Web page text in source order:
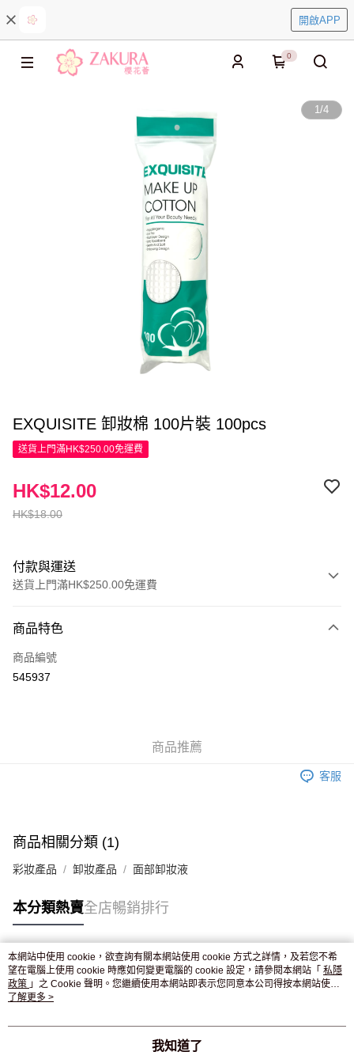
開啟APP
0
1/4
EXQUISITE 卸妝棉 100片裝 100pcs
送貨上門滿HK$250.00免運費
HK$18.00
HK$12.00
付款與運送
送貨上門滿HK$250.00免運費
信用卡
Apple Pay
付款後門市自取，訂單確認後2-4個工作天到店，7天內取。逾期後
商品特色
商品編號
545937
商品推薦
客服
商品相關分類 (1)
彩妝產品 卸妝產品 面部卸妝液
本分類熱賣全店暢銷排行
熱門標籤
熱銷排行
本網站中使用 cookie，欲查詢有關本網站使用 cookie 方式之詳情，及若您不希
望在電腦上使用 cookie 時應如何變更電腦的 cookie 設定，請參閱本網站「 私隱
政策 」之 Cookie 聲明。您繼續使用本網站即表示您同意本公司得按本網站使用
條款之 Cookie 聲明使用 cookie。
了解更多 >
我知道了